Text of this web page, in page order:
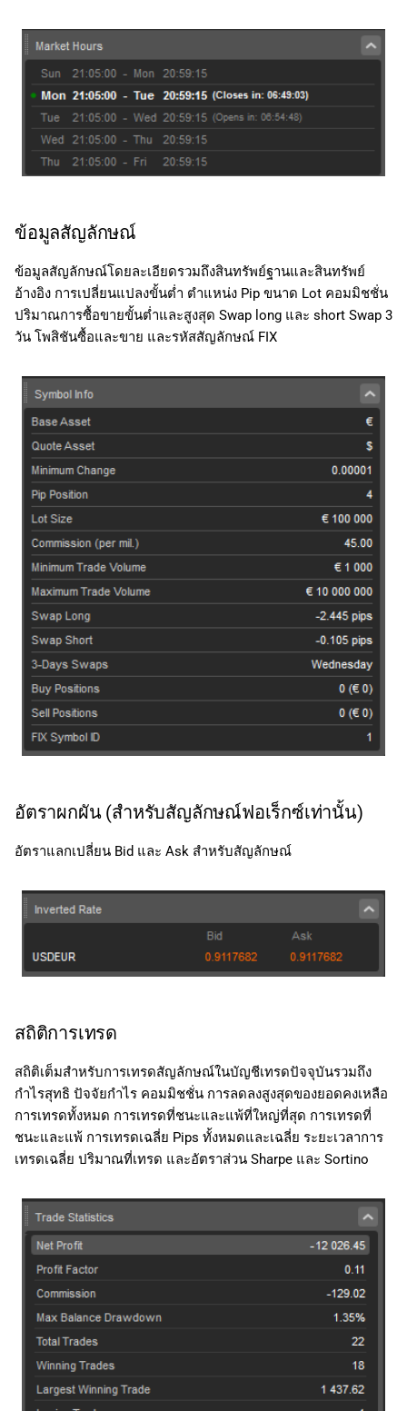
ข้อมูลสัญลักษณ์
ข้อมูลสัญลักษณ์โดยละเอียดรวมถึงสินทรัพย์ฐานและสินทรัพย์
อ้างอิง การเปลี่ยนแปลงขั้นต่ำ ตำแหน่ง Pip ขนาด Lot คอมมิชชั่น
ปริมาณการซื้อขายขั้นต่ำและสูงสุด Swap long และ short Swap 3
วัน โพสิชันซื้อและขาย และรหัสสัญลักษณ์ FIX
อัตราผกผัน (สำหรับสัญลักษณ์ฟอเร็กซ์เท่านั้น)
อัตราแลกเปลี่ยน Bid และ Ask สำหรับสัญลักษณ์
สถิติการเทรด
สถิติเต็มสำหรับการเทรดสัญลักษณ์ในบัญชีเทรดปัจจุบันรวมถึง
กำไรสุทธิ ปัจจัยกำไร คอมมิชชั่น การลดลงสูงสุดของยอดคงเหลือ
การเทรดทั้งหมด การเทรดที่ชนะและแพ้ที่ใหญ่ที่สุด การเทรดที่
ชนะและแพ้ การเทรดเฉลี่ย Pips ทั้งหมดและเฉลี่ย ระยะเวลาการ
เทรดเฉลี่ย ปริมาณที่เทรด และอัตราส่วน Sharpe และ Sortino